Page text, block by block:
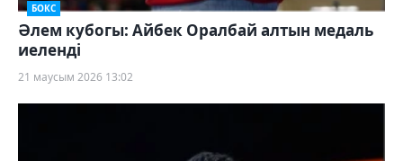
БОКС
Әлем кубогы: Айбек Оралбай алтын медаль
иеленді
21 маусым 2026 13:02